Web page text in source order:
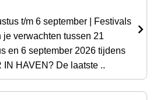
t/m 6 september | Festivals
je verwachten tussen 21
en 6 september 2026 tijdens
IN HAVEN? De laatste ..